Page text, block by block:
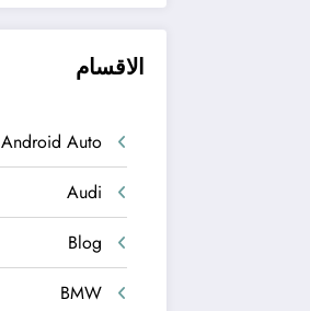
الاقسام
Android Auto
Audi
Blog
BMW